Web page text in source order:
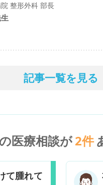
整形外科 部長
記事一覧を見る
医療相談が2件
て腫れて